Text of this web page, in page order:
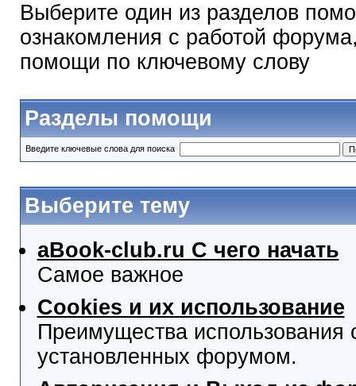
Выберите один из разделов
ознакомления с работой
помощи по ключевому слову
Разделы помощи
Введите ключевые слова для поиска
Выберите тему
aBook-club.ru C чего начать
Самое важное
Cookies и их использование
Преимущества
установленных форумом.